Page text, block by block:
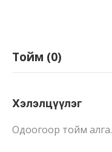
Zinc
2
Ширхэг
Тойм (0)
Хэлэлцүүлэг
Одоогоор тойм алга.